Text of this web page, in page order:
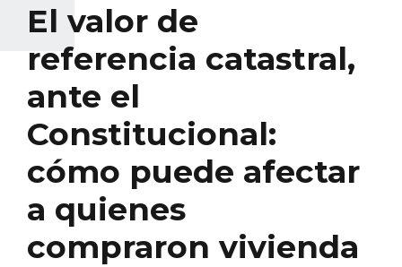
El valor de
referencia catastral,
ante el
Constitucional:
cómo puede afectar
a quienes
compraron vivienda